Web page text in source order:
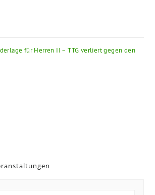
für Herren II – TTG verliert gegen den